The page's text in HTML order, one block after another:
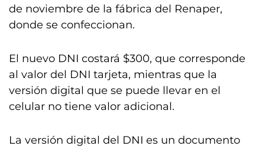
de noviembre de la fábrica del Renaper,
donde se confeccionan.
El nuevo DNI costará $300, que corresponde
al valor del DNI tarjeta, mientras que la
versión digital que se puede llevar en el
celular no tiene valor adicional.
La versión digital del DNI es un documento